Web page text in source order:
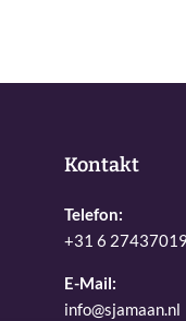
Kontakt
Telefon:
+31 6 27437019
E-Mail:
info@sjamaan.nl